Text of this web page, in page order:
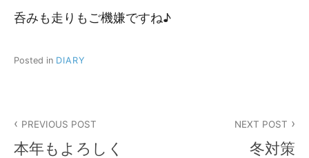
呑みも走りもご機嫌ですね♪
Posted in DIARY
稿
PREVIOUS POST
本年もよろしく
NEXT POST
冬対策